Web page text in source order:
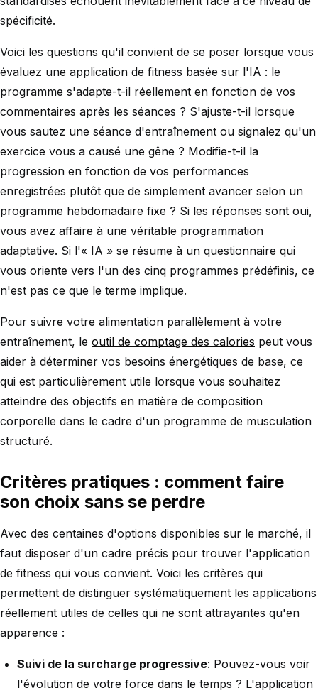
spécificité.
Voici les questions qu'il convient de se poser lorsque vous
évaluez une application de fitness basée sur l'IA : le
programme s'adapte-t-il réellement en fonction de vos
commentaires après les séances ? S'ajuste-t-il lorsque
vous sautez une séance d'entraînement ou signalez qu'un
exercice vous a causé une gêne ? Modifie-t-il la
progression en fonction de vos performances
enregistrées plutôt que de simplement avancer selon un
programme hebdomadaire fixe ? Si les réponses sont oui,
vous avez affaire à une véritable programmation
adaptative. Si l'« IA » se résume à un questionnaire qui
vous oriente vers l'un des cinq programmes prédéfinis, ce
n'est pas ce que le terme implique.
Pour suivre votre alimentation parallèlement à votre
entraînement, le outil de comptage des calories peut vous
aider à déterminer vos besoins énergétiques de base, ce
qui est particulièrement utile lorsque vous souhaitez
atteindre des objectifs en matière de composition
corporelle dans le cadre d'un programme de musculation
structuré.
Critères pratiques : comment faire
son choix sans se perdre
Avec des centaines d'options disponibles sur le marché, il
faut disposer d'un cadre précis pour trouver l'application
de fitness qui vous convient. Voici les critères qui
permettent de distinguer systématiquement les applications
réellement utiles de celles qui ne sont attrayantes qu'en
apparence :
Suivi de la surcharge progressive: Pouvez-vous voir
l'évolution de votre force dans le temps ? L'application